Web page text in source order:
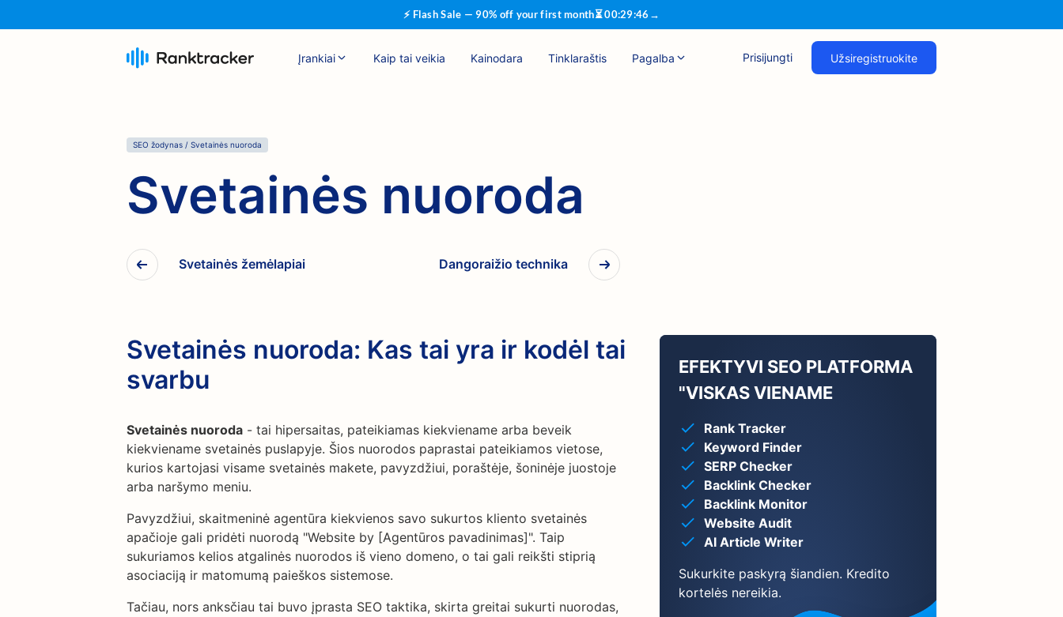
⚡ Flash Sale — 90% off your first month⏳00:29:46 →
Įrankiai Kaip tai veikia Kainodara Tinklaraštis Pagalba Prisijungti Užsiregistruokite
SEO žodynas / Svetainės nuoroda
Svetainės nuoroda
Svetainės žemėlapiai Dangoraižio technika
Svetainės nuoroda: Kas tai yra ir kodėl tai
svarbu
Svetainės nuoroda - tai hipersaitas, pateikiamas kiekviename arba beveik
kiekviename svetainės puslapyje. Šios nuorodos paprastai pateikiamos vietose,
kurios kartojasi visame svetainės makete, pavyzdžiui, poraštėje, šoninėje juostoje
arba naršymo meniu.
Pavyzdžiui, skaitmeninė agentūra kiekvienos savo sukurtos kliento svetainės
apačioje gali pridėti nuorodą "Website by [Agentūros pavadinimas]". Taip
sukuriamos kelios atgalinės nuorodos iš vieno domeno, o tai gali reikšti stiprią
asociaciją ir matomumą paieškos sistemose.
Tačiau, nors anksčiau tai buvo įprasta SEO taktika, skirta greitai sukurti nuorodas,
EFEKTYVI SEO PLATFORMA
"VISKAS VIENAME
Rank Tracker
Keyword Finder
SERP Checker
Backlink Checker
Backlink Monitor
Website Audit
AI Article Writer
Sukurkite paskyrą šiandien. Kredito
kortelės nereikia.